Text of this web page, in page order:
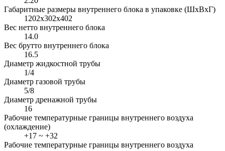
Габаритные размеры внутреннего блока в упаковке (ШxВxГ)
1202x302x402
Вес нетто внутреннего блока
14.0
Вес брутто внутреннего блока
16.5
Диаметр жидкостной трубы
1/4
Диаметр газовой трубы
5/8
Диаметр дренажной трубы
16
Рабочие температурные границы внутреннего воздуха
(охлаждение)
+17 ~ +32
Рабочие температурные границы внутреннего воздуха